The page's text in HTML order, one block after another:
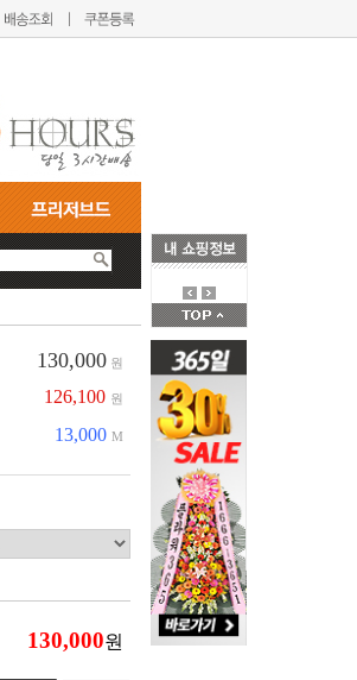
130,000 원
126,100 원
13,000 M
원